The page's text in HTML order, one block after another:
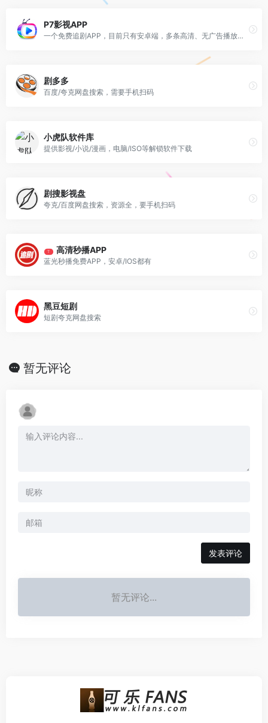
P7影视APP
一个免费追剧APP，目前只有安卓端，多条高清、无广告播放线路，可支持缓存在线观看。
剧多多
百度/夸克网盘搜索，需要手机扫码
小虎队软件库
提供影视/小说/漫画，电脑/ISO等解锁软件下载
剧搜影视盘
夸克/百度网盘搜索，资源全，要手机扫码
T 高清秒播APP
蓝光秒播免费APP，安卓/IOS都有
黑豆短剧
短剧夸克网盘搜索
暂无评论
发表评论
暂无评论...